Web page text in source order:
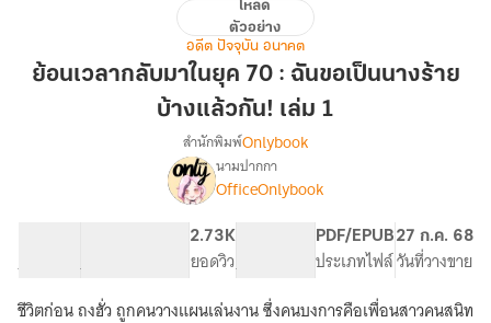
กลับ
นาง
โหลด
ตัวอย่าง
อดีต ปัจจุบัน อนาคต
ย้อนเวลากลับมาในยุค 70 : ฉันขอเป็นนางร้าย
บ้างแล้วกัน! เล่ม 1
เรื่อง[จบ]
ย้อน
ยุค
สำนักพิมพ์Onlybook
นามปากกา
OfficeOnlybook
จำนวนคำ จำนวนหน้า (A5)
2.73K
ยอดวิวระดับเนื้อหา
PDF/EPUB
ประเภทไฟล์
27 ก.ค. 68
วันที่วางขาย
ชีวิตก่อน ถงฮั่ว ถูกคนวางแผนเล่นงาน ซึ่งคนบงการคือเพื่อนสาวคนสนิท